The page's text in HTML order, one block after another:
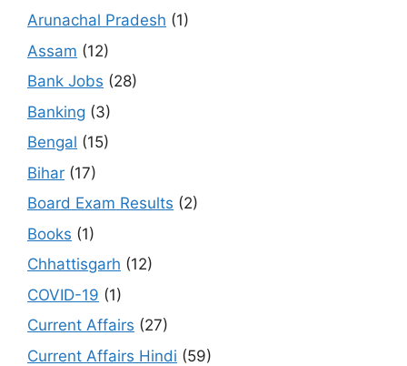
Arunachal Pradesh (1)
Assam (12)
Bank Jobs (28)
Banking (3)
Bengal (15)
Bihar (17)
Board Exam Results (2)
Books (1)
Chhattisgarh (12)
COVID-19 (1)
Current Affairs (27)
Current Affairs Hindi (59)